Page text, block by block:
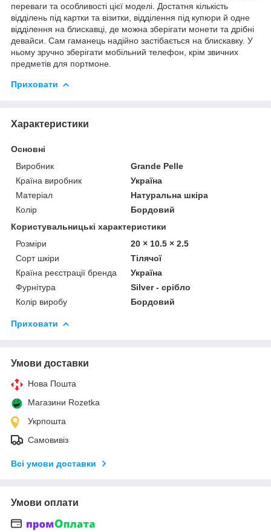
переваги та особливості цієї моделі. Достатня кількість
відділень під картки та візитки, відділення під купюри й одне
відділення на блискавці, де можна зберігати монети та дрібні
девайси. Сам гаманець надійно застібається на блискавку. У
ньому зручно зберігати мобільний телефон, крім звичних
предметів для портмоне.
Приховати
Характеристики
Основні
Виробник
Grande Pelle
Країна виробник
Україна
Матеріал
Натуральна шкіра
Колір
Бордовий
Користувальницькі характеристики
Розміри
20 × 10.5 × 2.5
Сорт шкіри
Тілячої
Країна реєстрації бренда
Україна
Фурнітура
Silver - срібло
Колір виробу
Бордовий
Приховати
Умови доставки
Нова Пошта
Магазини Rozetka
Укрпошта
Самовивіз
Всі умови доставки
Умови оплати